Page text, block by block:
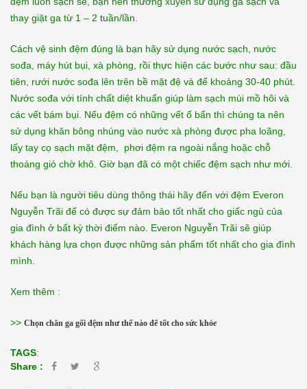
thay giặt ga từ 1 – 2 tuần/lần.
Cách vệ sinh đệm đúng là bạn hãy sử dụng nước sạch, nước
sođa, máy hút bụi, xà phòng, rồi thực hiện các bước như sau: đầu
tiên, rưới nước sođa lên trên bề mặt đệ và để khoảng 30-40 phút.
Nước sođa với tính chất diệt khuẩn giúp làm sạch mùi mồ hôi và
các vết bám bụi. Nếu đệm có những vết ố bẩn thì chúng ta nên
sử dụng khăn bông nhúng vào nước xà phòng được pha loãng,
lấy tay cọ sạch mặt đệm, phơi đệm ra ngoài nắng hoặc chỗ
thoáng gió chờ khô. Giờ bạn đã có một chiếc đệm sạch như mới.
Nếu bạn là người tiêu dùng thông thái hãy đến với đệm Everon
Nguyễn Trãi để có được sự đảm bảo tốt nhất cho giấc ngủ của
gia đình ở bất kỳ thời điểm nào. Everon Nguyễn Trãi sẽ giúp
khách hàng lựa chọn được những sản phẩm tốt nhất cho gia đình
mình.
Xem thêm :
>> Chọn chăn ga gối đệm như thế nào để tốt cho sức khỏe
TAGS:
Share :